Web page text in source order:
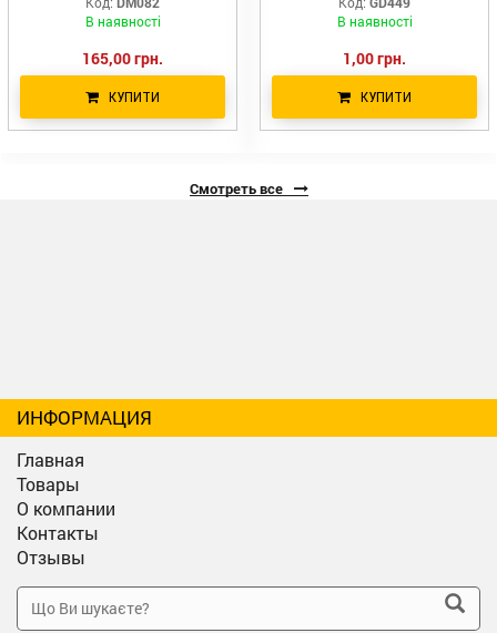
В наявності
165,00 грн.
КУПИТИ
В наявності
1,00 грн.
КУПИТИ
Смотреть все
ИНФОРМАЦИЯ
Главная
Товары
О компании
Контакты
Отзывы